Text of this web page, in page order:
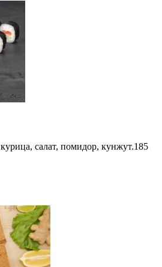
салат, помидор, кунжут.185